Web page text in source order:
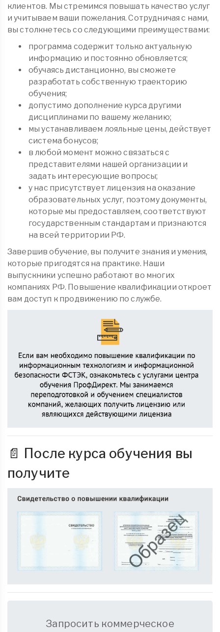
клиентов. Мы стремимся повышать качество услуг
и учитываем ваши пожелания. Сотрудничая с нами,
вы столкнетесь со следующими преимуществами:
программа содержит только актуальную
информацию и постоянно обновляется;
обучаясь дистанционно, вы сможете
разработать собственную траекторию
обучения;
допустимо дополнение курса другими
дисциплинами по вашему желанию;
мы устанавливаем лояльные цены, действует
система бонусов;
в любой момент можно связаться с
представителями нашей организации и
задать интересующие вопросы;
у нас присутствует лицензия на оказание
образовательных услуг, поэтому документы,
которые мы предоставляем, соответствуют
государственным стандартам и признаются
на всей территории РФ.
Завершив обучение, вы получите знания и умения,
которые пригодятся на практике. Наши
выпускники успешно работают во многих
компаниях РФ. Повышение квалификации откроет
вам доступ к продвижению по службе.
📄 После курса обучения вы
получите
Запросить коммерческое